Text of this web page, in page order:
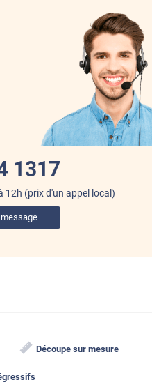
1317
12h (prix d'un appel local)
message
Découpe sur mesure